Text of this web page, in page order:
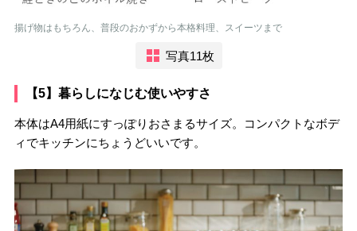
揚げ物はもちろん、普段のおかずから本格料理、スイーツまで
写真11枚
【5】暮らしになじむ使いやすさ
本体はA4用紙にすっぽりおさまるサイズ。コンパクトなボデ
ィでキッチンにちょうどいいです。